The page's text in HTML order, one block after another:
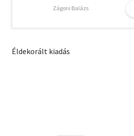
Zágoni Balázs
Éldekorált kiadás